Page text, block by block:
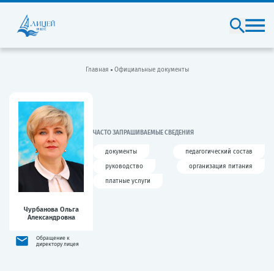
Главная Официальные документы
Чурбанова Ольга
Александровна
Обращение к
директору лицея
ЧАСТО ЗАПРАШИВАЕМЫЕ СВЕДЕНИЯ
документы
педагогический состав
руководство
организация питания
платные услуги